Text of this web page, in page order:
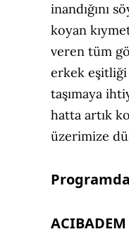
inandığını
koyan
veren tüm
erkek eşitliği
taşımaya
hatta artık
üzerimize